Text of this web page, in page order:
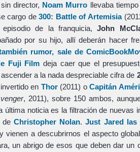
director, Noam Murro llevaba
cargo de300: Battle of Artemisia
episodio de la franquicia,John
por su hijo, allí deberán hacer
rumor, sale de
Fuji Film deja caer que el
a la nada despreciable cifra de
en Thor(2011) oCapitán
, 2011), sobre 150 ambos,
última noticia es la filtración de nuevas
de Christopher Nolan.Just Jared las
vienen a descubrirnos el aspecto
un abrigo de esos que deben dar